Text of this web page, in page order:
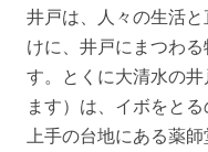
井戸は、人々の生活
けに、井戸にまつわ
す。とくに大清水の
ます）は、イボをと
上手の台地にある薬